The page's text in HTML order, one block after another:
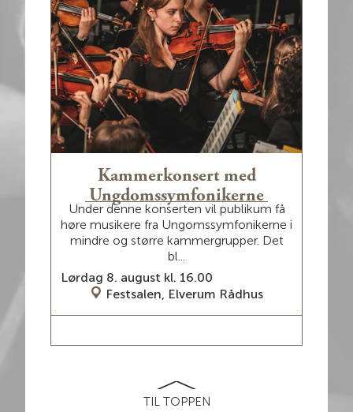
Kammerkonsert med
Ungdomssymfonikerne
Under denne konserten vil publikum få
høre musikere fra Ungomssymfonikerne i
mindre og større kammergrupper. Det
bl...
Lørdag 8. august kl. 16.00
Festsalen, Elverum Rådhus
TIL TOPPEN